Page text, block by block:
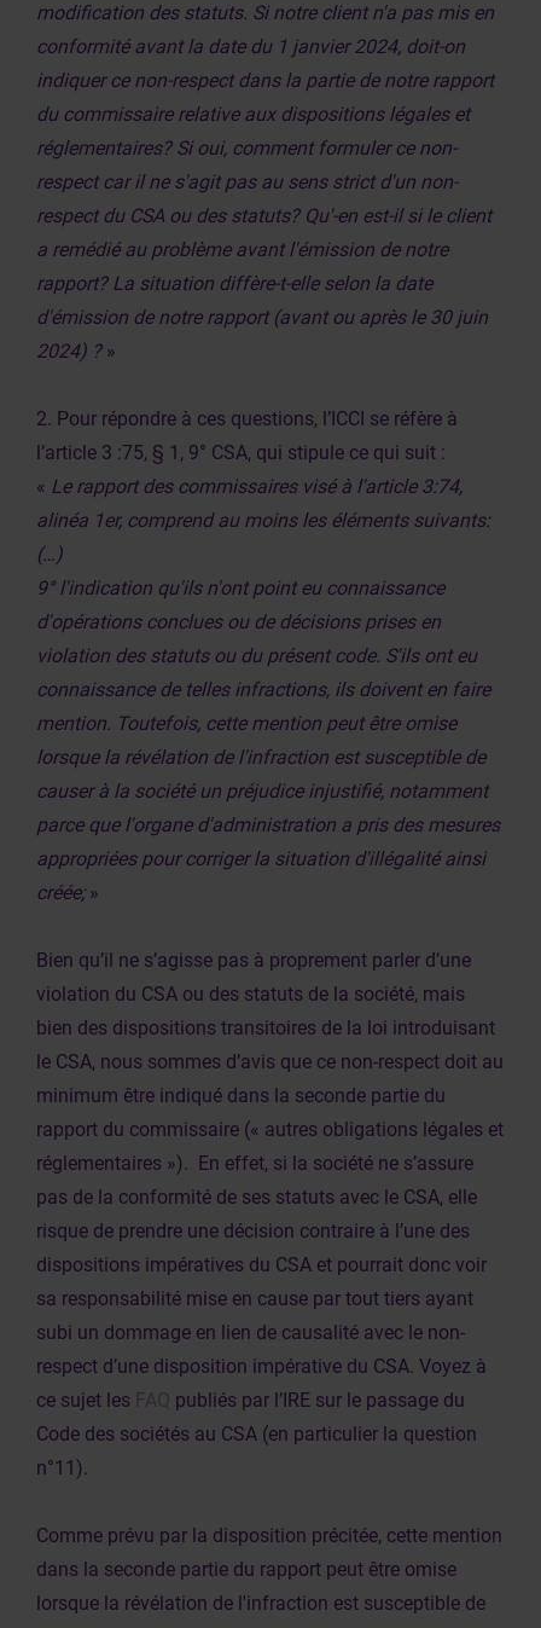
modification des statuts. Si notre client n'a pas mis en
conformité avant la date du 1 janvier 2024, doit-on
indiquer ce non-respect dans la partie de notre rapport
du commissaire relative aux dispositions légales et
réglementaires? Si oui, comment formuler ce non-
respect car il ne s'agit pas au sens strict d'un non-
respect du CSA ou des statuts? Qu'-en est-il si le client
a remédié au problème avant l'émission de notre
rapport? La situation diffère-t-elle selon la date
d'émission de notre rapport (avant ou après le 30 juin
2024) ? »
2. Pour répondre à ces questions, l’ICCI se réfère à
l’article 3 :75, § 1, 9° CSA, qui stipule ce qui suit :
« Le rapport des commissaires visé à l'article 3:74,
alinéa 1er, comprend au moins les éléments suivants:
(…)
9° l'indication qu'ils n'ont point eu connaissance
d'opérations conclues ou de décisions prises en
violation des statuts ou du présent code. S'ils ont eu
connaissance de telles infractions, ils doivent en faire
mention. Toutefois, cette mention peut être omise
lorsque la révélation de l'infraction est susceptible de
causer à la société un préjudice injustifié, notamment
parce que l'organe d'administration a pris des mesures
appropriées pour corriger la situation d'illégalité ainsi
créée;»
Bien qu’il ne s’agisse pas à proprement parler d’une
violation du CSA ou des statuts de la société, mais
bien des dispositions transitoires de la loi introduisant
le CSA, nous sommes d’avis que ce non-respect doit au
minimum être indiqué dans la seconde partie du
rapport du commissaire (« autres obligations légales et
réglementaires »). En effet, si la société ne s’assure
pas de la conformité de ses statuts avec le CSA, elle
risque de prendre une décision contraire à l’une des
dispositions impératives du CSA et pourrait donc voir
sa responsabilité mise en cause par tout tiers ayant
subi un dommage en lien de causalité avec le non-
respect d’une disposition impérative du CSA. Voyez à
ce sujet les FAQ publiés par l’IRE sur le passage du
Code des sociétés au CSA (en particulier la question
n°11).
Comme prévu par la disposition précitée, cette mention
dans la seconde partie du rapport peut être omise
lorsque la révélation de l'infraction est susceptible de